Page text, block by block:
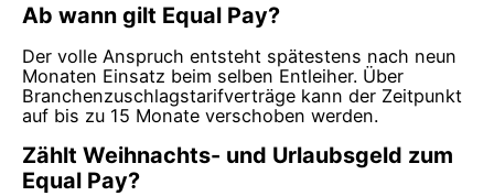
Ab wann gilt Equal Pay?
Der volle Anspruch entsteht spätestens nach neun
Monaten Einsatz beim selben Entleiher. Über
Branchenzuschlagstarifverträge kann der Zeitpunkt
auf bis zu 15 Monate verschoben werden.
Zählt Weihnachts- und Urlaubsgeld zum
Equal Pay?